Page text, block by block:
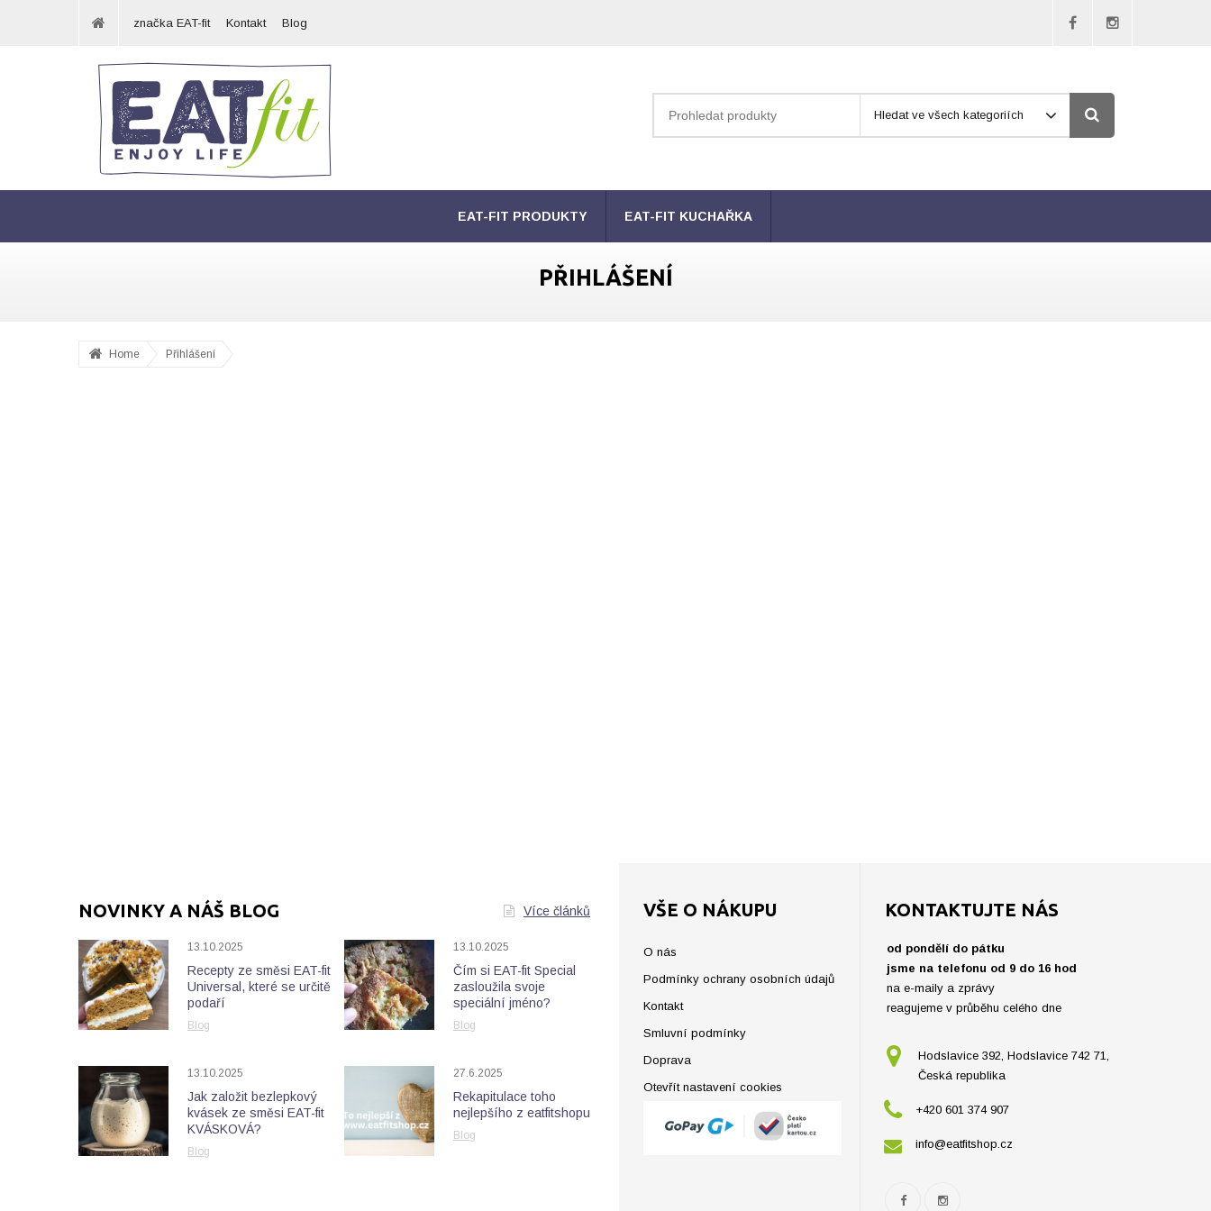
značka EAT-fit Kontakt Blog
Hledat ve všech kategoriích
EAT-FIT PRODUKTY EAT-FIT KUCHAŘKA
PŘIHLÁŠENÍ
Home Přihlášení
NOVINKY A NÁŠ BLOG Více článků
13.10.2025
Recepty ze směsi EAT-fit
Universal, které se určitě
podaří
Blog
13.10.2025
Čím si EAT-fit Special
zasloužila svoje
speciální jméno?
Blog
13.10.2025
Jak založit bezlepkový
kvásek ze směsi EAT-fit
KVÁSKOVÁ?
Blog
27.6.2025
Rekapitulace toho
nejlepšího z eatfitshopu
Blog
VŠE O NÁKUPU
O nás
Podmínky ochrany osobních údajů
Kontakt
Smluvní podmínky
Doprava
Otevřít nastavení cookies
KONTAKTUJTE NÁS
od pondělí do pátku
jsme na telefonu od 9 do 16 hod
na e-maily a zprávy
reagujeme v průběhu celého dne
Hodslavice 392, Hodslavice 742 71,
Česká republika
+420 601 374 907
info@eatfitshop.cz